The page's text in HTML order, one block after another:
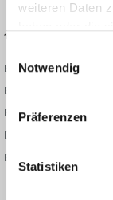
weiteren Daten
Notwendig
Präferenzen
Statistiken
Bauforum24 News
Bauforum24 TV
BF24 Mediathek
BF24 Fotostrecken
Bauforum Shop